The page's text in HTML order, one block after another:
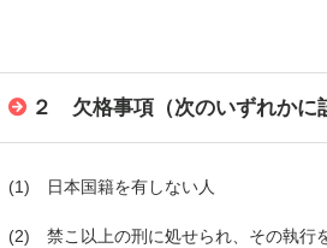
２ 欠格事項 （次のいずれか
(1) 日本国籍を有しない人
(2) 禁こ以上の刑に処せられ、その執行